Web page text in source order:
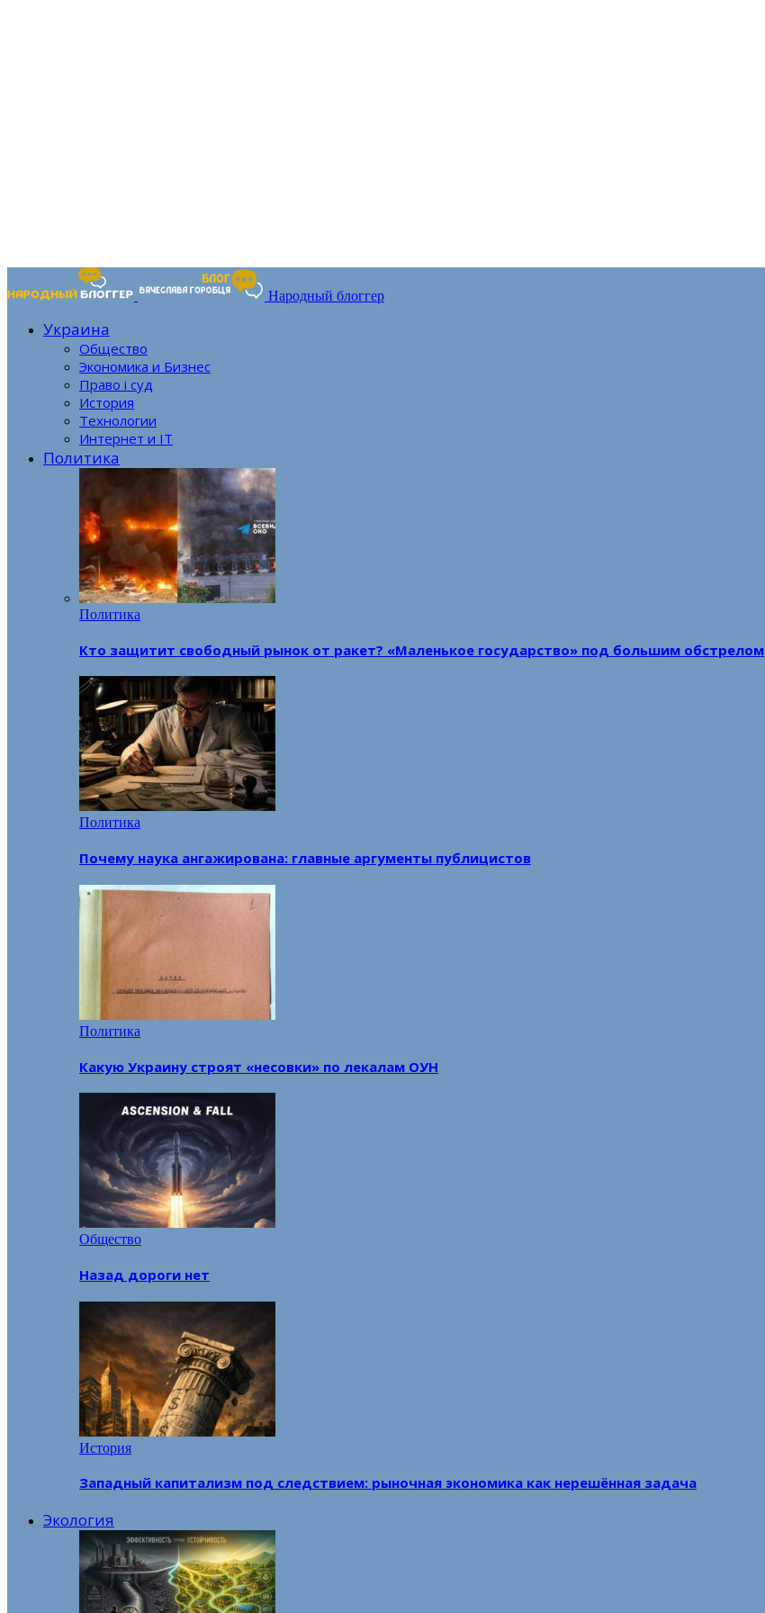
Народный блоггер
Украина
Общество
Экономика и Бизнес
Право і суд
История
Технологии
Интернет и IT
Политика
Политика
Кто защитит свободный рынок от ракет? «Маленькое государство» под большим обстрелом
Политика
Почему наука ангажирована: главные аргументы публицистов
Политика
Какую Украину строят «несовки» по лекалам ОУН
Общество
Назад дороги нет
История
Западный капитализм под следствием: рыночная экономика как нерешённая задача
Экология